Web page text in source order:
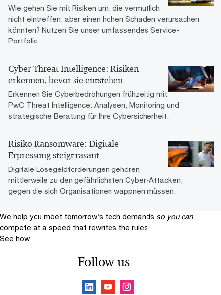
Wie gehen Sie mit Risiken um, die vermutlich
nicht eintreffen, aber einen hohen Schaden verursachen
könnten? Nutzen Sie unser umfassendes Service-
Portfolio.
Cyber Threat Intelligence: Risiken
erkennen, bevor sie entstehen
Erkennen Sie Cyberbedrohungen frühzeitig mit
PwC Threat Intelligence: Analysen, Monitoring und
strategische Beratung für Ihre Cybersicherheit.
Risiko Ransomware: Digitale
Erpressung steigt rasant
Digitale Lösegeldforderungen gehören
mittlerweile zu den gefährlichsten Cyber-Attacken,
gegen die sich Organisationen wappnen müssen.
We help you meet tomorrow’s tech demands so you can
compete at a speed that rewrites the rules
See how
Follow us